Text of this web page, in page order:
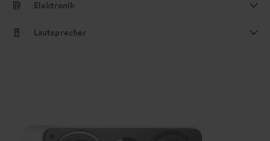
Elektronik
Lautsprecher